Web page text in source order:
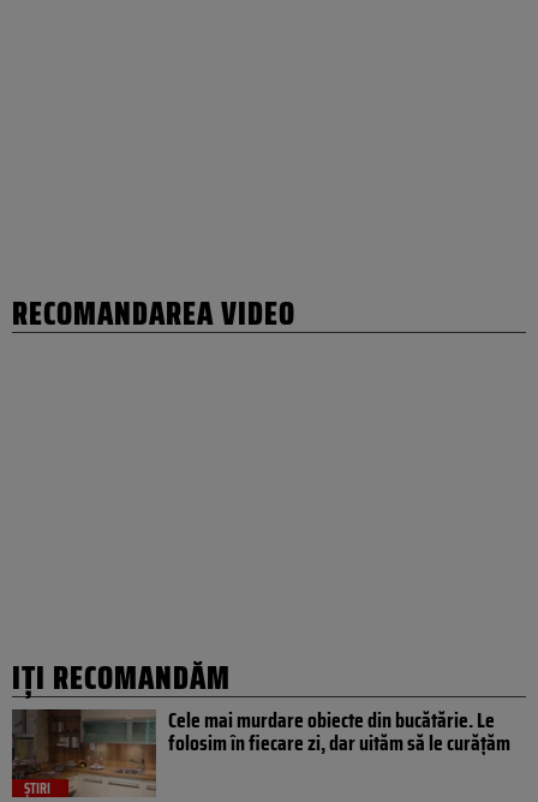
RECOMANDAREA VIDEO
IȚI RECOMANDĂM
ȘTIRI
Cele mai murdare obiecte din bucătărie. Le
folosim în fiecare zi, dar uităm să le curățăm